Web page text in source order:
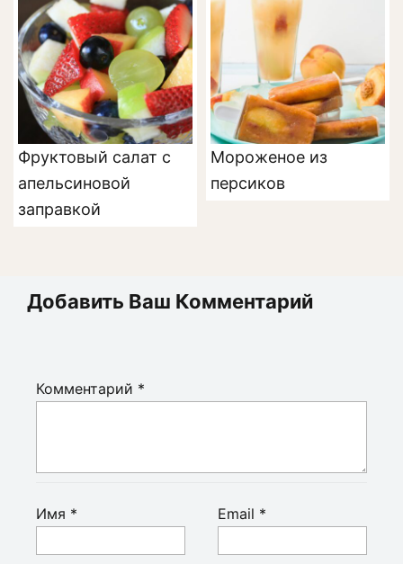
Фруктовый салат с
апельсиновой
заправкой
Мороженое из
персиков
Добавить Ваш Комментарий
Комментарий *
Имя * Email *